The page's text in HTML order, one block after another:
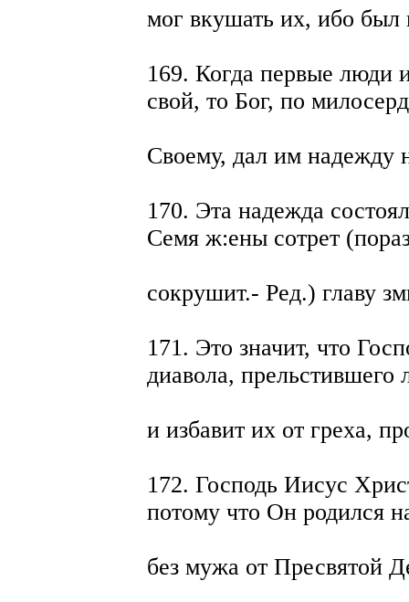
мог вкушать их, ибо был
169. Когда первые люди
свой, то Бог, по
Своему, дал им надежду
170. Эта надежда
Семя ж:ены сотрет
сокрушит.- Ред.) главу
171. Это значит, что
диавола, прельстившего
и избавит их от греха,
172. Господь Иисус
потому что Он родился
без мужа от Пресвятой